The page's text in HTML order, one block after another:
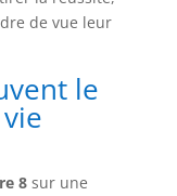
de vue leur
le
8sur une